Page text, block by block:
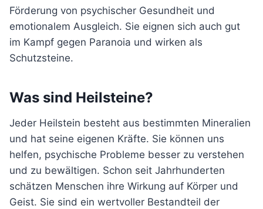
Förderung von psychischer Gesundheit und
emotionalem Ausgleich. Sie eignen sich auch gut
im Kampf gegen Paranoia und wirken als
Schutzsteine.
Was sind Heilsteine?
Jeder Heilstein besteht aus bestimmten Mineralien
und hat seine eigenen Kräfte. Sie können uns
helfen, psychische Probleme besser zu verstehen
und zu bewältigen. Schon seit Jahrhunderten
schätzen Menschen ihre Wirkung auf Körper und
Geist. Sie sind ein wertvoller Bestandteil der